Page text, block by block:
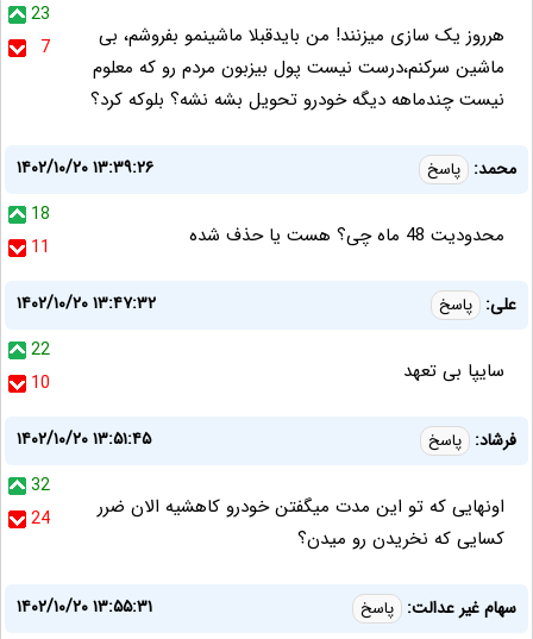
23
7
هرروز یک سازی میزنند! من بایدقبلا ماشینمو بفروشم، بی
ماشین سرکنم،درست نیست پول بیزبون مردم رو که معلوم
نیست چندماهه دیگه خودرو تحویل بشه نشه؟ بلوکه کرد؟
محمد: پاسخ
۱۴۰۲/۱۰/۲۰ ۱۳:۳۹:۲۶
18
11
محدودیت 48 ماه چی؟ هست یا حذف شده
علی: پاسخ
۱۴۰۲/۱۰/۲۰ ۱۳:۴۷:۳۲
22
10
سایپا بی تعهد
فرشاد: پاسخ
۱۴۰۲/۱۰/۲۰ ۱۳:۵۱:۴۵
32
24
اونهایی که تو این مدت میگفتن خودرو کاهشیه الان ضرر
کسایی که نخریدن رو میدن؟
سهام غیر عدالت: پاسخ
۱۴۰۲/۱۰/۲۰ ۱۳:۵۵:۳۱